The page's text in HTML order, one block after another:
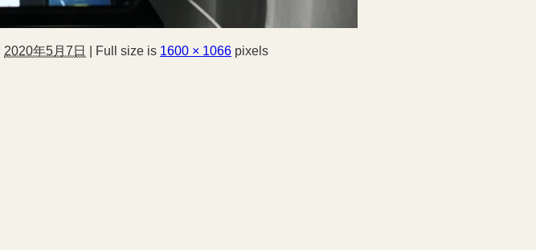
2020年5月7日 Full size is 1600 × 1066 pixels